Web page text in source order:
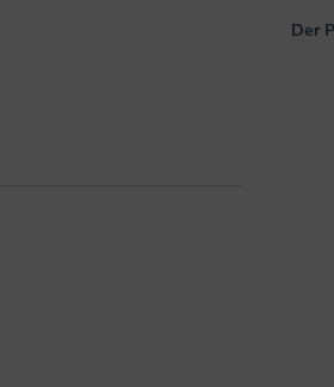
Der